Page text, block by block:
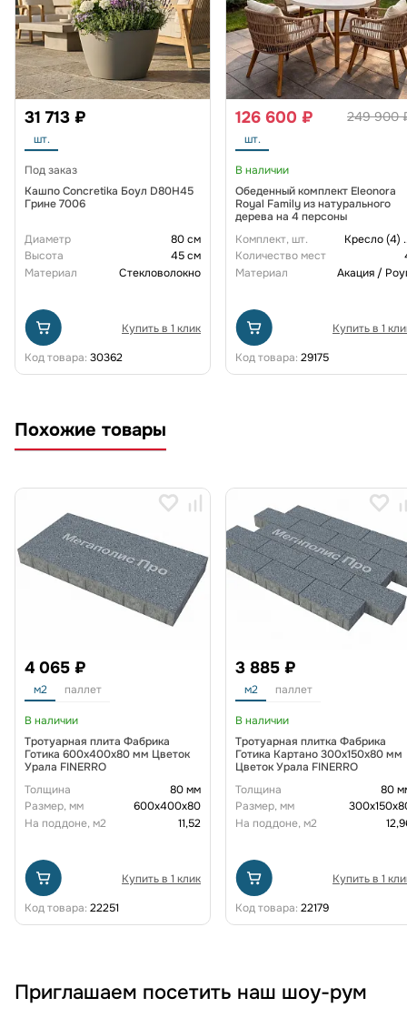
31 713 ₽
шт.
Под заказ
Кашпо Concretika Боул D80H45
Грине 7006
Диаметр
80 см
Высота
45 см
Материал
Стекловолокно
Купить в 1 клик
Код товара: 30362
249 900
126 600 ₽
шт.
В наличии
Обеденный комплект Eleonora
Royal Family из натурального
дерева на 4 персоны
Комплект, шт.
Кресло (4)
Количество мест
Материал
Акация /
Купить в 1
Код товара: 29175
Похожие товары
4 065 ₽
м2 паллет
В наличии
Тротуарная плита Фабрика
Готика 600х400х80 мм Цветок
Урала FINERRO
Толщина
80 мм
Размер, мм
600х400х80
На поддоне, м2
11,52
Купить в 1 клик
Код товара: 22251
3 885 ₽
м2 паллет
В наличии
Тротуарная плитка Фабрика
Готика Картано 300х150х80 мм
Цветок Урала FINERRO
Толщина
80
Размер, мм
На поддоне, м2
Купить в 1
Код товара: 22179
Приглашаем посетить наш шоу-рум